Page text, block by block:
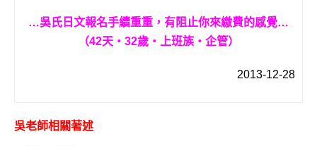
…吳氏日文報名手續重重，有阻止你來繳費的感覺…
（42天‧32歲‧上班族‧企管）
2013-12-28
吳老師相關著述